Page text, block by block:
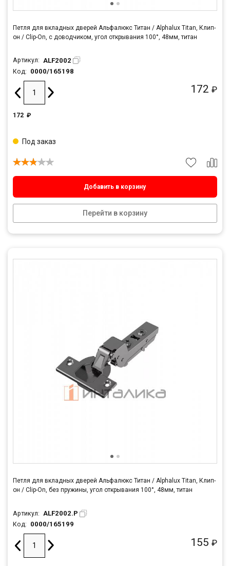
Петля для вкладных дверей Альфалюкс Титан / Alphalux Titan, Клип-
он / Clip-On, с доводчиком, угол открывания 100°, 48мм, титан
Артикул: ALF2002
Код: 0000/165198
172 ₽
172 ₽
Добавить в корзину
Перейти в корзину
Под заказ
Петля для вкладных дверей Альфалюкс Титан / Alphalux Titan, Клип-
он / Clip-On, без пружины, угол открывания 100°, 48мм, титан
Артикул: ALF2002.P
Код: 0000/165199
155 ₽